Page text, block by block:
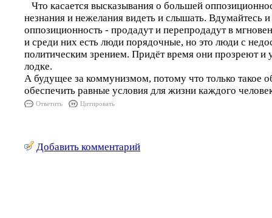
Что касается высказывания о большей
незнания и нежелания видеть и слышать. Вдумайтесь
оппозиционность - продадут и перепродадут в
и среди них есть люди порядочные, но это люди с
политическим зрением. Придёт время они прозреют и
лодке.
А будущее за коммунизмом, потому что только такое
обеспечить равные условия для жизни каждого
Ответить Цитировать
Добавить комментарий